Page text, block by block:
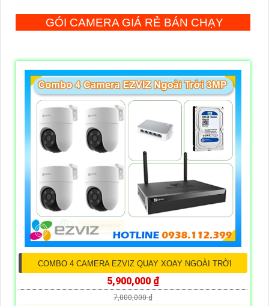
GÓI CAMERA GIÁ RẺ BÁN CHẠY
COMBO 4 CAMERA EZVIZ QUAY XOAY NGOÀI TRỜI
5,900,000 ₫
7,000,000 ₫